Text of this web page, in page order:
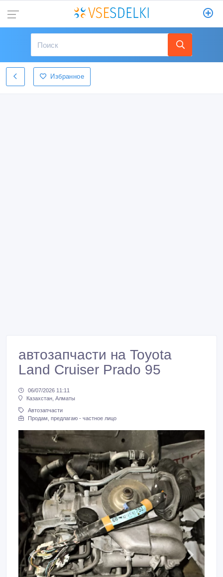
Избранное
автозапчасти на Toyota
Land Cruiser Prado 95
06/07/2026 11:11
Казахстан, Алматы
Автозапчасти
Продам, предлагаю - частное лицо